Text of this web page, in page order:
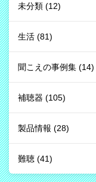
未分類 (12)
生活 (81)
聞こえの事例集 (14)
補聴器 (105)
製品情報 (28)
難聴 (41)